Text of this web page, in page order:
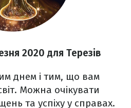
2020 для Терезів
днем і тим, що вам
Можна очікувати
та успіху у справах.